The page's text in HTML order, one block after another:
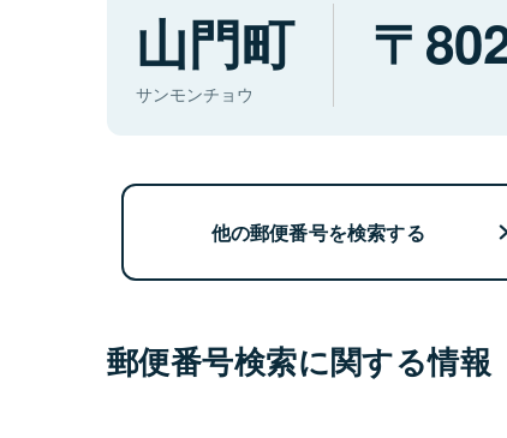
山門町
サンモンチョウ
他の郵便番号を検索する
郵便番号検索に関する情報